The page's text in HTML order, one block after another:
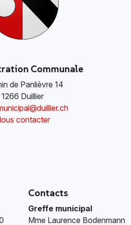
Communale
de Panlièvre 14
1266 Duillier
contacter
Contacts
Greffe municipal
Mme Laurence Bodenmann